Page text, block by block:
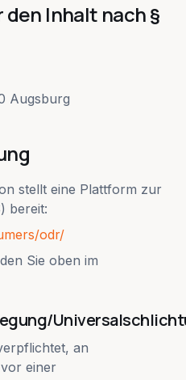
Inhalt nach §
Augsburg
stellt eine Plattform zur
bereit:
odr/
Sie oben im
an
einer